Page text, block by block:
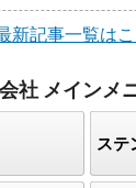
新記事一覧は
社 メインメ
ステ